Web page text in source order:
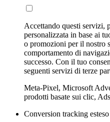
Accettando questi servizi,
personalizzata in base ai
o promozioni per il nostro
comportamento di
successo. Con il tuo
seguenti servizi di terze
Meta-Pixel, Microsoft
prodotti basate sui clic,
Conversion tracking esteso